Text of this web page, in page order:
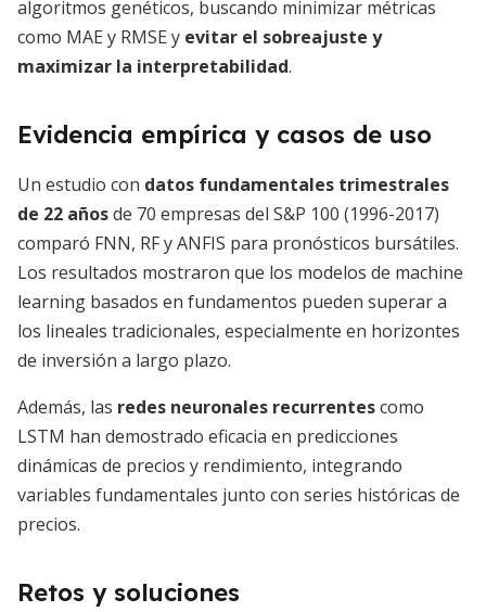
algoritmos genéticos, buscando minimizar métricas
como MAE y RMSE y evitar el sobreajuste y
maximizar la interpretabilidad.
Evidencia empírica y casos de uso
Un estudio con datos fundamentales trimestrales
de 22 añosde 70 empresas del S&P 100 (1996-2017)
comparó FNN, RF y ANFIS para pronósticos bursátiles.
Los resultados mostraron que los modelos de machine
learning basados en fundamentos pueden superar a
los lineales tradicionales, especialmente en horizontes
de inversión a largo plazo.
Además, las redes neuronales recurrentescomo
LSTM han demostrado eficacia en predicciones
dinámicas de precios y rendimiento, integrando
variables fundamentales junto con series históricas de
precios.
Retos y soluciones